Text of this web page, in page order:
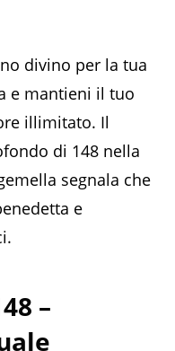
divino per la tua
e mantieni il tuo
illimitato. Il
di 148 nella
segnala che
e
–